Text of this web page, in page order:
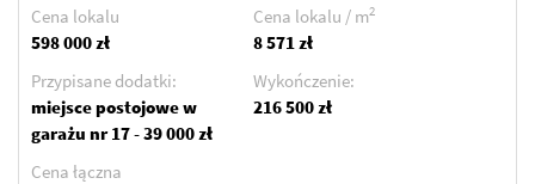
Cena lokalu
598 000 zł
Cena lokalu / m2
8 571 zł
Przypisane dodatki:
miejsce postojowe w
garażu nr 17 - 39 000 zł
Wykończenie:
216 500 zł
Cena łączna